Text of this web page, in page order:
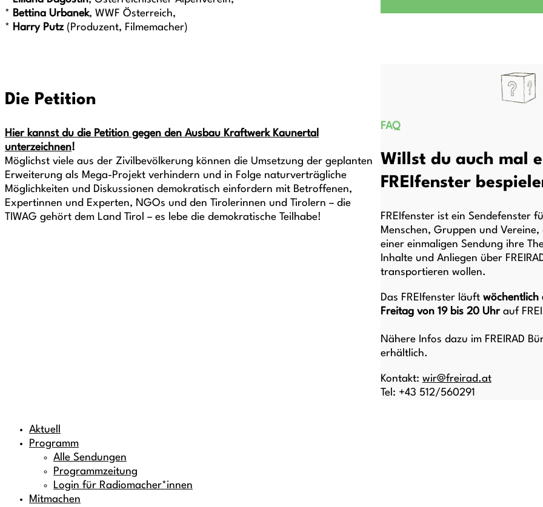
* Bettina Urbanek, WWF Österreich,
* Harry Putz(Produzent, Filmemacher)
Die Petition
Hier kannst du die Petition gegen den Ausbau Kraftwerk Kaunertal
unterzeichnen!
Möglichst viele aus der Zivilbevölkerung können die Umsetzung der geplanten
Erweiterung als Mega-Projekt verhindern und in Folge naturverträgliche
Möglichkeiten und Diskussionen demokratisch einfordern mit Betroffenen,
Expertinnen und Experten, NGOs und den Tirolerinnen und Tirolern – die
TIWAG gehört dem Land Tirol – es lebe die demokratische Teilhabe!
FAQ
Willst du auch mal
FREIfenster
FREIfenster ist ein Sendefenster
Menschen, Gruppen und Vereine,
einer einmaligen Sendung ihre
Inhalte und Anliegen über
transportieren wollen.
Das FREIfenster läuft wöchentlich
Freitag von 19 bis 20 Uhrauf
Nähere Infos dazu im FREIRAD
erhältlich.
Kontakt: wir@freirad.at
Tel: +43 512/560291
Aktuell
Programm
Alle Sendungen
Programmzeitung
Login für Radiomacher*innen
Mitmachen